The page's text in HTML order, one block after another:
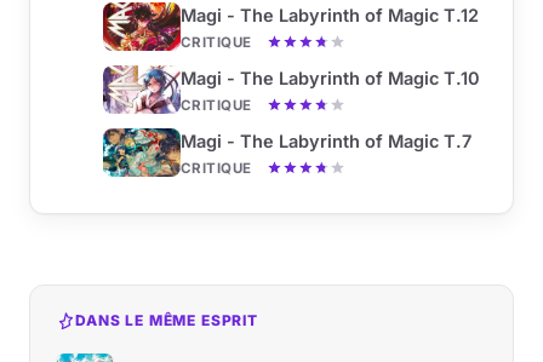
Magi - The Labyrinth of Magic T.12
CRITIQUE
Magi - The Labyrinth of Magic T.10
CRITIQUE
Magi - The Labyrinth of Magic T.7
CRITIQUE
DANS LE MÊME ESPRIT